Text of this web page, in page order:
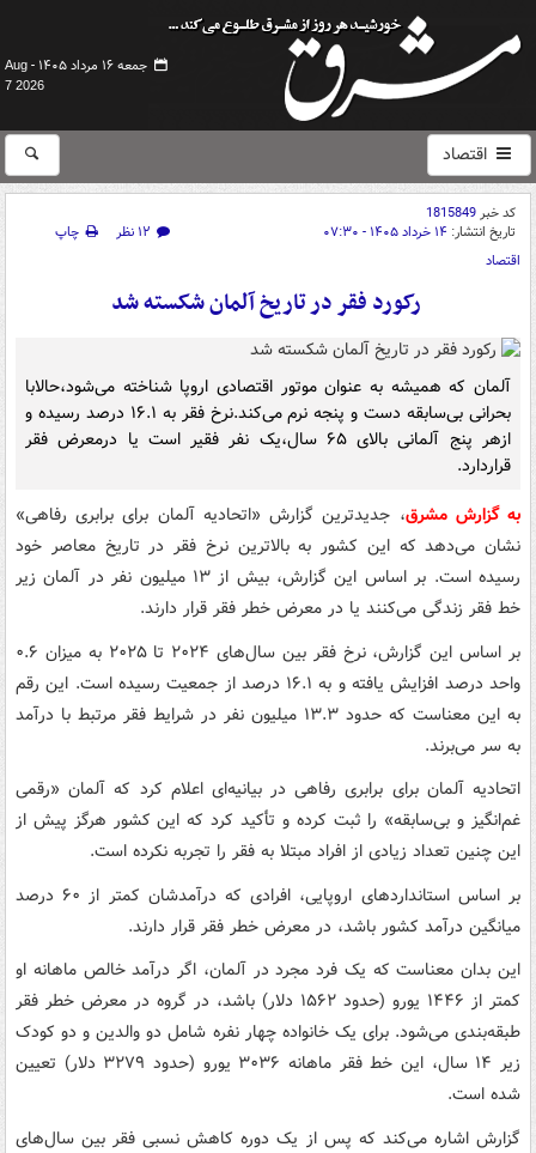
جمعه ۱۶ مرداد ۱۴۰۵ -
Aug
7 2026
اقتصاد
کد خبر1815849
تاریخ انتشار: ۱۴ خرداد ۱۴۰۵ - ۰۷:۳۰ ۱۲ نظر
چاپ
اقتصاد
رکورد فقر در تاریخ آلمان شکسته شد
آلمان که همیشه به عنوان موتور اقتصادی اروپا شناخته می‌شود،حالابا
بحرانی بی‌سابقه دست و پنجه نرم می‌کند.نرخ فقر به ۱۶.۱ درصد رسیده و
ازهر پنج آلمانی بالای ۶۵ سال،یک نفر فقیر است یا درمعرض فقر
قراردارد.
به گزارش مشرق، جدیدترین گزارش «اتحادیه آلمان برای برابری رفاهی»
نشان می‌دهد که این کشور به بالاترین نرخ فقر در تاریخ معاصر خود
رسیده است. بر اساس این گزارش، بیش از ۱۳ میلیون نفر در آلمان زیر
خط فقر زندگی می‌کنند یا در معرض خطر فقر قرار دارند.
بر اساس این گزارش، نرخ فقر بین سال‌های ۲۰۲۴ تا ۲۰۲۵ به میزان ۰.۶
واحد درصد افزایش یافته و به ۱۶.۱ درصد از جمعیت رسیده است. این رقم
به این معناست که حدود ۱۳.۳ میلیون نفر در شرایط فقر مرتبط با درآمد
به سر می‌برند.
اتحادیه آلمان برای برابری رفاهی در بیانیه‌ای اعلام کرد که آلمان «رقمی
غم‌انگیز و بی‌سابقه» را ثبت کرده و تأکید کرد که این کشور هرگز پیش از
این چنین تعداد زیادی از افراد مبتلا به فقر را تجربه نکرده است.
بر اساس استانداردهای اروپایی، افرادی که درآمدشان کمتر از ۶۰ درصد
میانگین درآمد کشور باشد، در معرض خطر فقر قرار دارند.
این بدان معناست که یک فرد مجرد در آلمان، اگر درآمد خالص ماهانه او
کمتر از ۱۴۴۶ یورو (حدود ۱۵۶۲ دلار) باشد، در گروه در معرض خطر فقر
طبقه‌بندی می‌شود. برای یک خانواده چهار نفره شامل دو والدین و دو کودک
زیر ۱۴ سال، این خط فقر ماهانه ۳۰۳۶ یورو (حدود ۳۲۷۹ دلار) تعیین
شده است.
گزارش اشاره می‌کند که پس از یک دوره کاهش نسبی فقر بین سال‌های